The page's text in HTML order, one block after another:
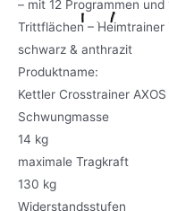
Produktname:
Kettler Crosstrainer AXOS
Schwungmasse
14 kg
maximale Tragkraft
130 kg
Widerstandsstufen